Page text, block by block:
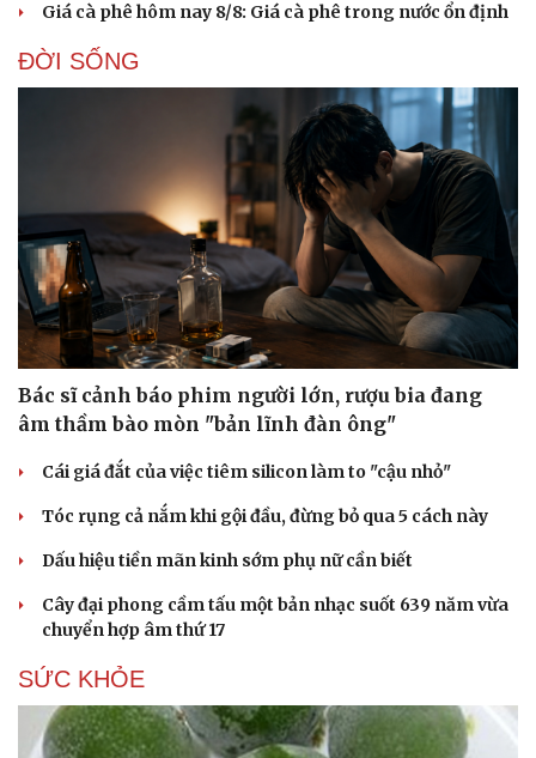
Cải chính
Giá cà phê hôm nay 8/8: Giá cà phê trong nước ổn định
ĐỜI SỐNG
Bác sĩ cảnh báo phim người lớn, rượu bia đang
âm thầm bào mòn "bản lĩnh đàn ông"
Cái giá đắt của việc tiêm silicon làm to "cậu nhỏ"
Tóc rụng cả nắm khi gội đầu, đừng bỏ qua 5 cách này
Dấu hiệu tiền mãn kinh sớm phụ nữ cần biết
Cây đại phong cầm tấu một bản nhạc suốt 639 năm vừa
chuyển hợp âm thứ 17
SỨC KHỎE